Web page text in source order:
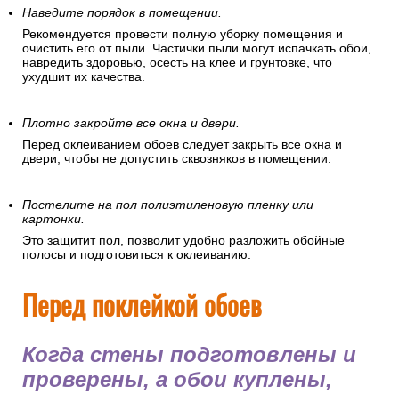
Наведите порядок в помещении.
Рекомендуется провести полную уборку помещения и
очистить его от пыли. Частички пыли могут испачкать обои,
навредить здоровью, осесть на клее и грунтовке, что
ухудшит их качества.
Плотно закройте все окна и двери.
Перед оклеиванием обоев следует закрыть все окна и
двери, чтобы не допустить сквозняков в помещении.
Постелите на пол полиэтиленовую пленку или
картонки.
Это защитит пол, позволит удобно разложить обойные
полосы и подготовиться к оклеиванию.
Перед поклейкой обоев
Когда стены подготовлены и
проверены, а обои куплены,